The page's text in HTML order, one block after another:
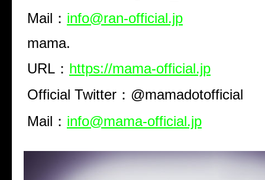
Mail： info@ran-official.jp
mama.
URL： https://mama-official.jp
Official Twitter：@mamadotofficial
Mail： info@mama-official.jp